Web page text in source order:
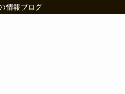
情報ブログ